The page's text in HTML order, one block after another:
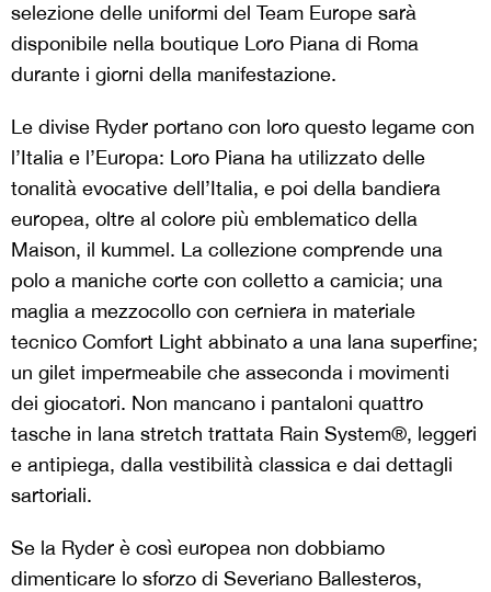
selezione delle uniformi del Team Europe sarà
disponibile nella boutique Loro Piana di Roma
durante i giorni della manifestazione.
Le divise Ryder portano con loro questo legame con
l’Italia e l’Europa: Loro Piana ha utilizzato delle
tonalità evocative dell’Italia, e poi della bandiera
europea, oltre al colore più emblematico della
Maison, il kummel. La collezione comprende una
polo a maniche corte con colletto a camicia; una
maglia a mezzocollo con cerniera in materiale
tecnico Comfort Light abbinato a una lana superfine;
un gilet impermeabile che asseconda i movimenti
dei giocatori. Non mancano i pantaloni quattro
tasche in lana stretch trattata Rain System®, leggeri
e antipiega, dalla vestibilità classica e dai dettagli
sartoriali.
Se la Ryder è così europea non dobbiamo
dimenticare lo sforzo di Severiano Ballesteros,